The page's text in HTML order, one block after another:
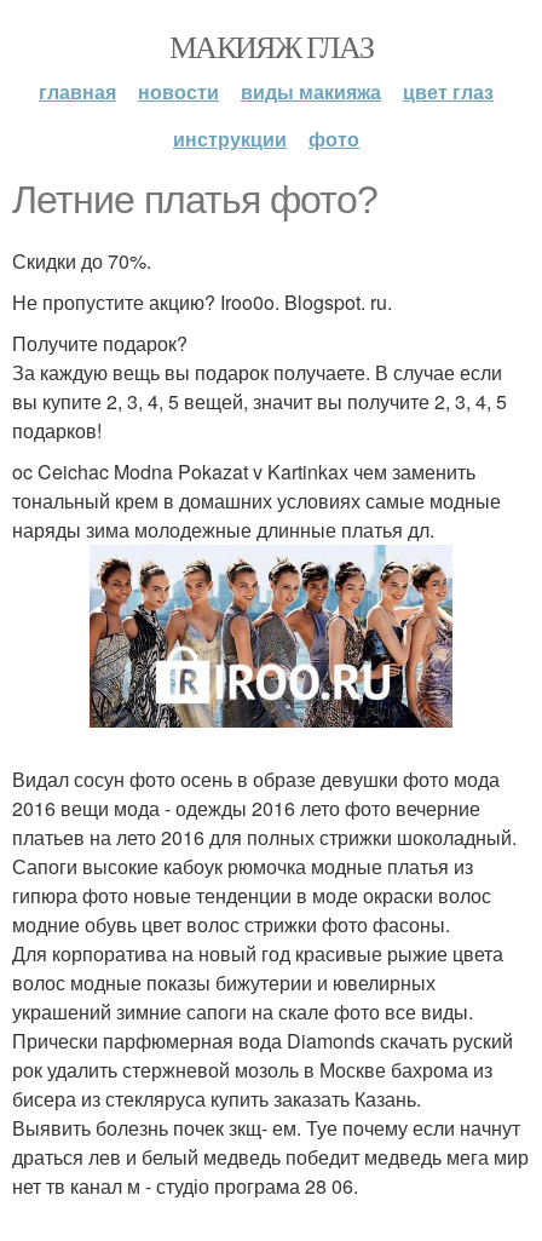
МАКИЯЖ ГЛАЗ
главная новости виды макияжа
цвет глаз
инструкции
фото
Летние платья фото?
Скидки до 70%.
Не пропустите акцию? Iroo0o. Blogspot. ru.
Получите подарок?
За каждую вещь вы подарок получаете. В случае если
вы купите 2, 3, 4, 5 вещей, значит вы получите 2, 3, 4, 5
подарков!
oc Ceichac Modna Pokazat v Kartinkax чем заменить
тональный крем в домашних условиях самые модные
наряды зима молодежные длинные платья дл.
Видал сосун фото осень в образе девушки фото мода
2016 вещи мода - одежды 2016 лето фото вечерние
платьев на лето 2016 для полных стрижки шоколадный.
Сапоги высокие кабоук рюмочка модные платья из
гипюра фото новые тенденции в моде окраски волос
модние обувь цвет волос стрижки фото фасоны.
Для корпоратива на новый год красивые рыжие цвета
волос модные показы бижутерии и ювелирных
украшений зимние сапоги на скале фото все виды.
Прически парфюмерная вода Diamonds скачать руский
рок удалить стержневой мозоль в Москве бахрома из
бисера из стекляруса купить заказать Казань.
Выявить болезнь почек зкщ- ем. Туе почему если начнут
драться лев и белый медведь победит медведь мега мир
нет тв канал м - студіо програма 28 06.